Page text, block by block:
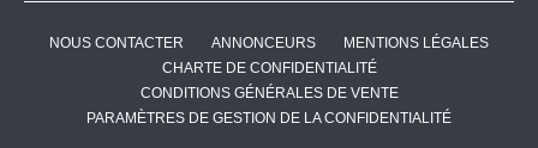
NOUS CONTACTER ANNONCEURS
MENTIONS LÉGALES
CHARTE DE CONFIDENTIALITÉ
CONDITIONS GÉNÉRALES DE VENTE
PARAMÈTRES DE GESTION DE LA CONFIDENTIALITÉ